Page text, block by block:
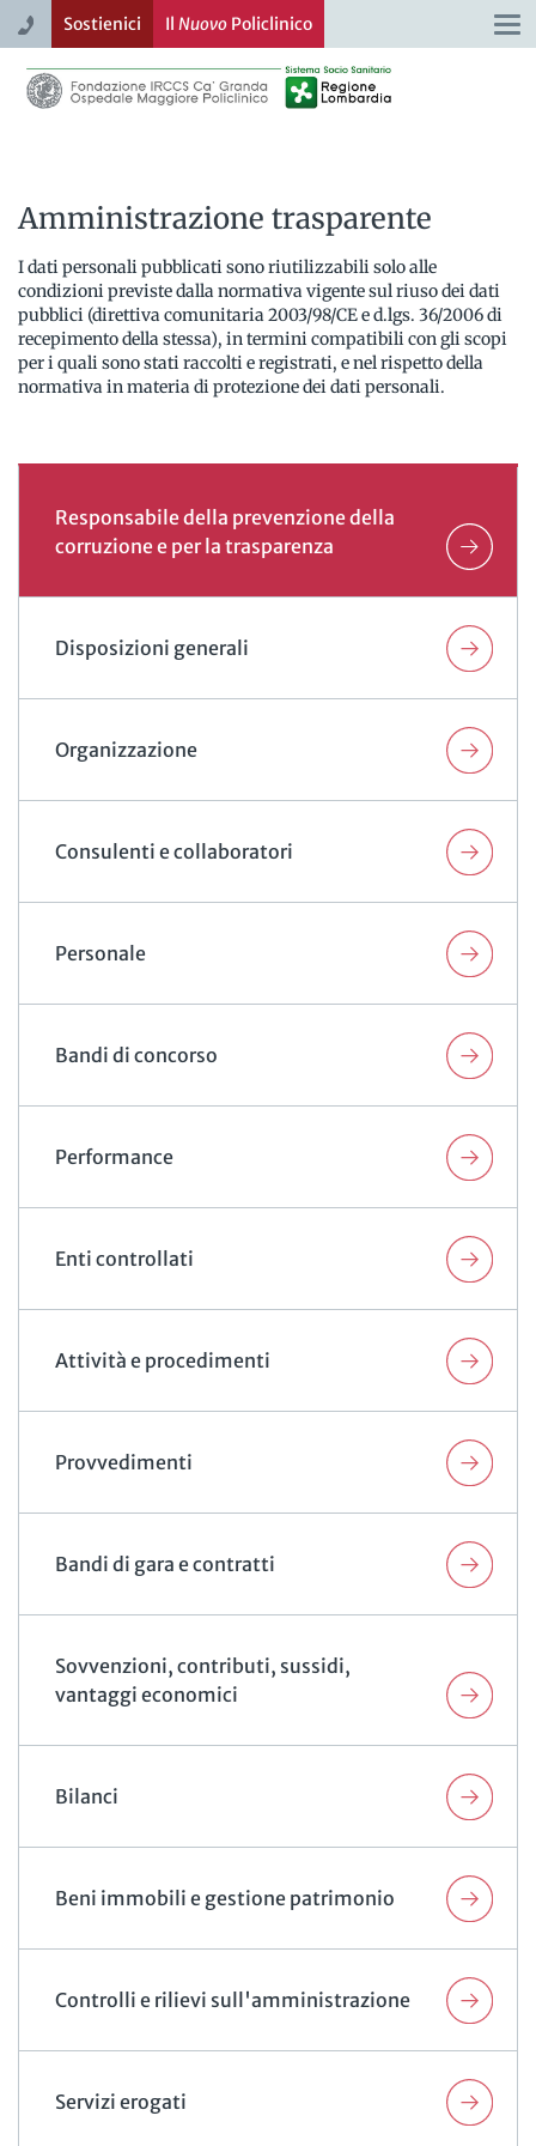
Sostienici Il NuovoPoliclinico
Amministrazione trasparente
I dati personali pubblicati sono riutilizzabili solo alle
condizioni previste dalla normativa vigente sul riuso dei dati
pubblici (direttiva comunitaria 2003/98/CE e d.lgs. 36/2006 di
recepimento della stessa), in termini compatibili con gli scopi
per i quali sono stati raccolti e registrati, e nel rispetto della
normativa in materia di protezione dei dati personali.
Responsabile della prevenzione della
corruzione e per la trasparenza
Disposizioni generali
Organizzazione
Consulenti e collaboratori
Personale
Bandi di concorso
Performance
Enti controllati
Attività e procedimenti
Provvedimenti
Bandi di gara e contratti
Sovvenzioni, contributi, sussidi,
vantaggi economici
Bilanci
Beni immobili e gestione patrimonio
Controlli e rilievi sull'amministrazione
Servizi erogati